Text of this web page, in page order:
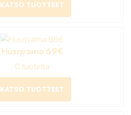
KATSO TUOTTEET
Husqvarna 69€
0 tuotetta
KATSO TUOTTEET